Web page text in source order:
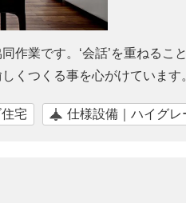
作業です。‘会話’を重ねる
くつくる事を心がけています
宅 仕様設備｜ハイグレ